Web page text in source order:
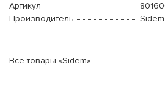
Артикул
Производитель
Sidem
Все товары «Sidem»